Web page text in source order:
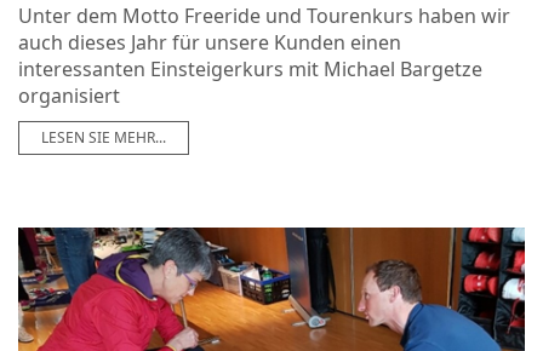
Unter dem Motto Freeride und Tourenkurs haben wir
auch dieses Jahr für unsere Kunden einen
interessanten Einsteigerkurs mit Michael Bargetze
organisiert
LESEN SIE MEHR...